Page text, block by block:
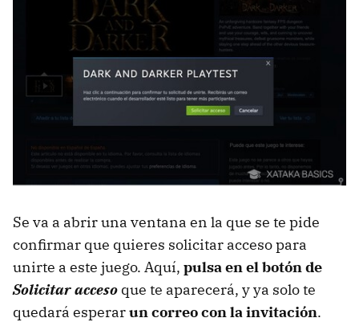
Se va a abrir una ventana en la que se te pide
confirmar que quieres solicitar acceso para
unirte a este juego. Aquí, pulsa en el botón de
Solicitar acceso que te aparecerá, y ya solo te
quedará esperarun correo con la invitación.